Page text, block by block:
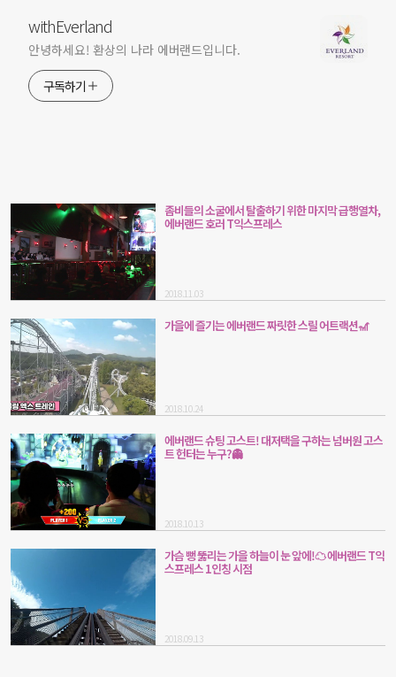
withEverland
안녕하세요! 환상의 나라 에버랜드입니다.
구독하기
좀비들의 소굴에서 탈출하기 위한 마지막 급행열차,
에버랜드 호러 T익스프레스
2018.11.03
가을에 즐기는 에버랜드 짜릿한 스릴 어트랙션🎢
2018.10.24
에버랜드 슈팅 고스트! 대저택을 구하는 넘버원 고스
트 헌터는 누구?👻
2018.10.13
가슴 뻥 뚫리는 가을 하늘이 눈 앞에!☁ 에버랜드 T익
스프레스 1인칭 시점
2018.09.13